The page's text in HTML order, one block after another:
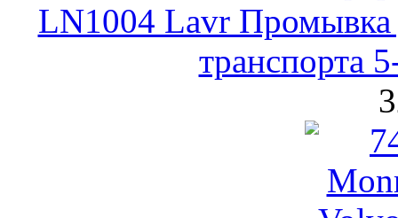
LN1004 Lavr Промывка
транспорта